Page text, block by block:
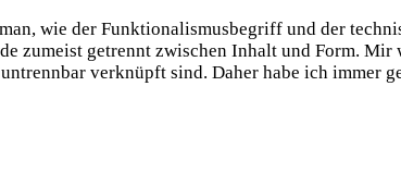
wie der Funktionalismusbegriff und der
zumeist getrennt zwischen Inhalt und Form.
verknüpft sind. Daher habe ich immer